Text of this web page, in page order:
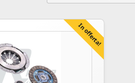
In offerta!